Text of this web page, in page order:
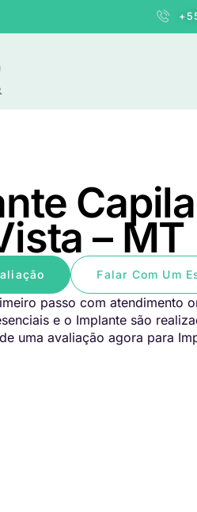
– MT
Falar Com Um
passo com atendimento
e o Implante são
uma avaliação agora para